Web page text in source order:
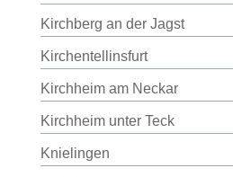
Kirchberg an der Jagst
Kirchentellinsfurt
Kirchheim am Neckar
Kirchheim unter Teck
Knielingen